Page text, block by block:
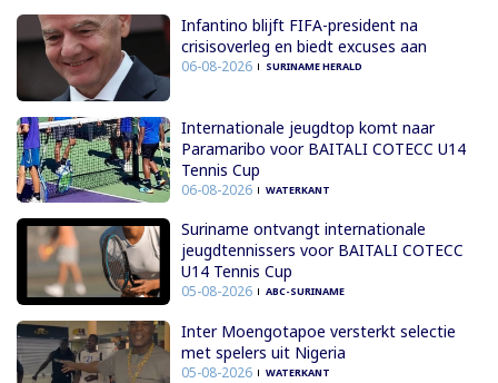
Infantino blijft FIFA-president na
crisisoverleg en biedt excuses aan
06-08-2026 SURINAME HERALD
Internationale jeugdtop komt naar
Paramaribo voor BAITALI COTECC U14
Tennis Cup
06-08-2026 WATERKANT
Suriname ontvangt internationale
jeugdtennissers voor BAITALI COTECC
U14 Tennis Cup
05-08-2026 ABC-SURINAME
Inter Moengotapoe versterkt selectie
met spelers uit Nigeria
05-08-2026 WATERKANT